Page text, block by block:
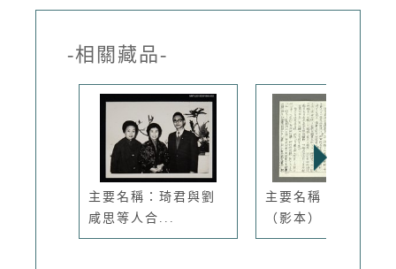
-相關藏品-
主要名稱：琦君與劉
咸思等人合...
主要名稱：編草鞋
（影本）